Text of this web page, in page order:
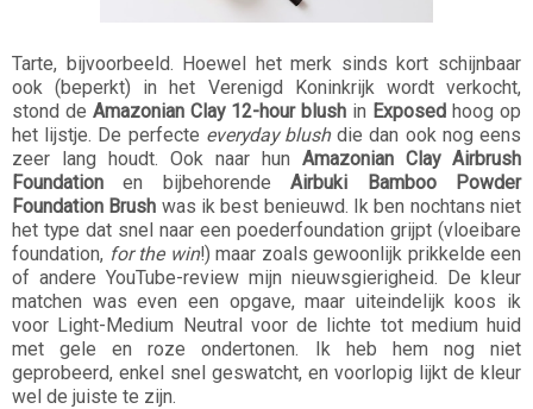
Tarte, bijvoorbeeld. Hoewel het merk sinds kort schijnbaar
ook (beperkt) in het Verenigd Koninkrijk wordt verkocht,
stond de Amazonian Clay 12-hour blush in Exposed hoog op
het lijstje. De perfecte everyday blushdie dan ook nog eens
zeer lang houdt. Ook naar hun Amazonian Clay Airbrush
Foundation en bijbehorendeAirbuki Bamboo Powder
Foundation Brush was ik best benieuwd. Ik ben nochtans niet
het type dat snel naar een poederfoundation grijpt (vloeibare
foundation, for the win!) maar zoals gewoonlijk prikkelde een
of andere YouTube-review mijn nieuwsgierigheid. De kleur
matchen was even een opgave, maar uiteindelijk koos ik
voor Light-Medium Neutral voor de lichte tot medium huid
met gele en roze ondertonen. Ik heb hem nog niet
geprobeerd, enkel snel geswatcht, en voorlopig lijkt de kleur
wel de juiste te zijn.